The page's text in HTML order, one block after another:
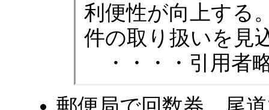
利便性が向上する
件の取り扱いを見
・・・・引用者